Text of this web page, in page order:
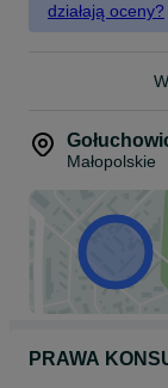
działają oceny?
Małopolskie
PRAWA